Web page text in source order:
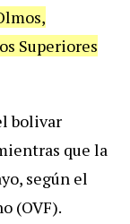
Superiores
bolivar
que la
según el
(OVF).